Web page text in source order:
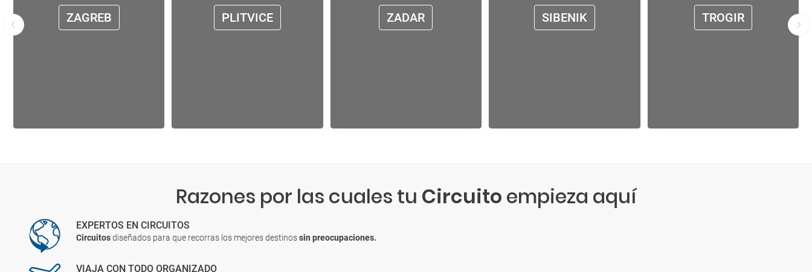
ZAGREB PLITVICE ZADAR SIBENIK TROGIR
Razones por las cuales tu Circuito empieza aquí
EXPERTOS EN CIRCUITOS
Circuitosdiseñados para que recorras los mejores destinossin preocupaciones.
VIAJA CON TODO ORGANIZADO